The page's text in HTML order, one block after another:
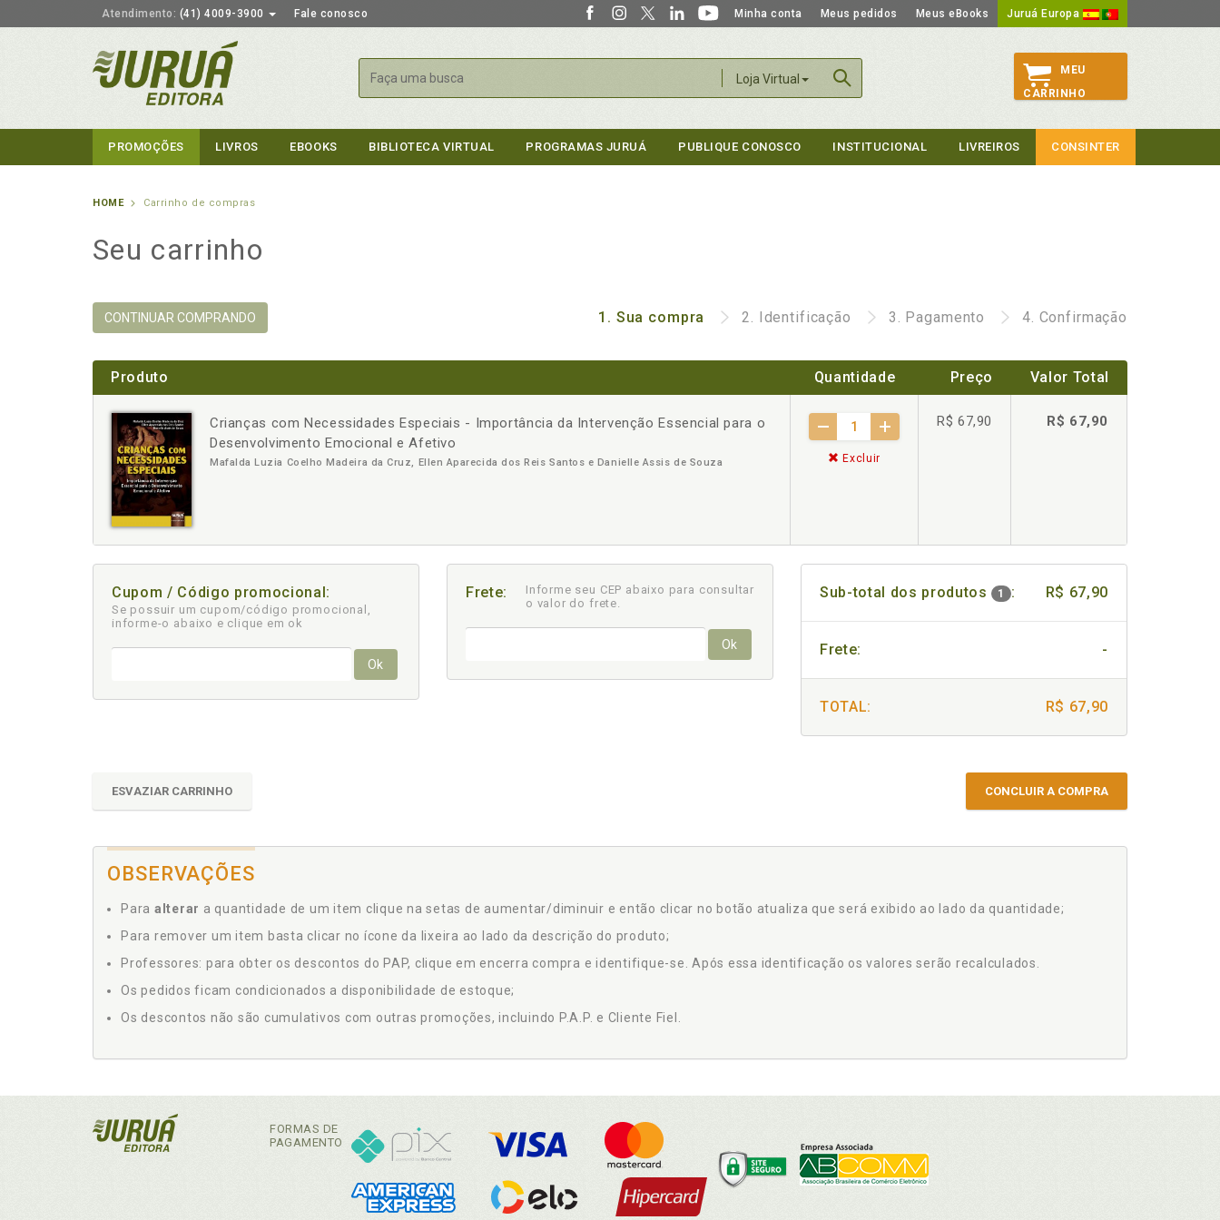
Atendimento: (41) 4009-3900 Fale conosco Minha conta Meus pedidos Meus eBooks Juruá Europa
Loja Virtual
Buscar
MEU
CARRINHO
PROMOÇÕES LIVROS EBOOKS BIBLIOTECA VIRTUAL PROGRAMAS JURUÁ PUBLIQUE CONOSCO INSTITUCIONAL LIVREIROS CONSINTER
HOME Carrinho de compras
Seu carrinho
CONTINUAR COMPRANDO 1. Sua compra 2. Identificação 3. Pagamento 4. Confirmação
Produto Quantidade Preço Valor Total
Crianças com Necessidades Especiais - Importância da Intervenção Essencial para o
Desenvolvimento Emocional e Afetivo
Mafalda Luzia Coelho Madeira da Cruz, Ellen Aparecida dos Reis Santos e Danielle Assis de Souza
- +
Excluir
R$ 67,90 R$ 67,90
Cupom / Código promocional:
Se possuir um cupom/código promocional,
informe-o abaixo e clique em ok
Ok
Frete:
Informe seu CEP abaixo para consultar
o valor do frete.
Ok
Sub-total dos produtos 1 : R$ 67,90
Frete: -
TOTAL: R$ 67,90
ESVAZIAR CARRINHO CONCLUIR A COMPRA
OBSERVAÇÕES
Para alterar a quantidade de um item clique na setas de aumentar/diminuir e então clicar no botão atualiza que será exibido ao lado da quantidade;
Para remover um item basta clicar no ícone da lixeira ao lado da descrição do produto;
Professores: para obter os descontos do PAP, clique em encerra compra e identifique-se. Após essa identificação os valores serão recalculados.
Os pedidos ficam condicionados a disponibilidade de estoque;
Os descontos não são cumulativos com outras promoções, incluindo P.A.P. e Cliente Fiel.
FORMAS DE
PAGAMENTO